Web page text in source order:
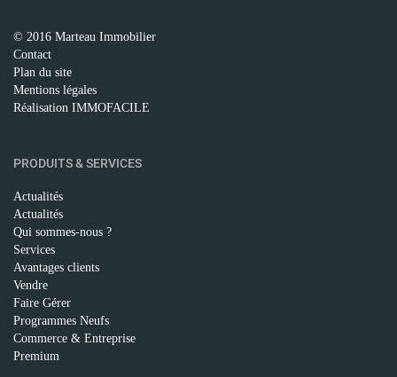
© 2016 Marteau Immobilier
Contact
Plan du site
Mentions légales
Réalisation IMMOFACILE
PRODUITS & SERVICES
Actualités
Actualités
Qui sommes-nous ?
Services
Avantages clients
Vendre
Faire Gérer
Programmes Neufs
Commerce & Entreprise
Premium